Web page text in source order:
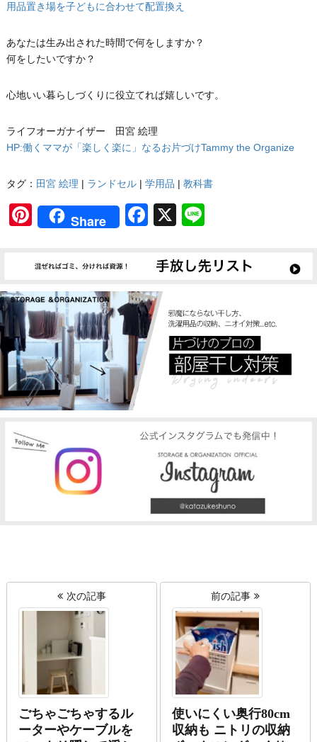
用品置き場を子どもに合わせて配置換え
あなたは生み出された時間で何をしますか？
何をしたいですか？
心地いい暮らしづくりに役立てれば嬉しいです。
ライフオーガナイザー 田宮 絵理
HP:働くママが「楽しく楽に」なるお片づけTammy the Organize
タグ： 田宮 絵理 | ランドセル| 学用品 | 教科書
Pinterest
Share Facebook
X
次の記事
ごちゃごちゃするル
ーターやケーブルを
前の記事
使いにくい奥行80cm
収納も ニトリの収納